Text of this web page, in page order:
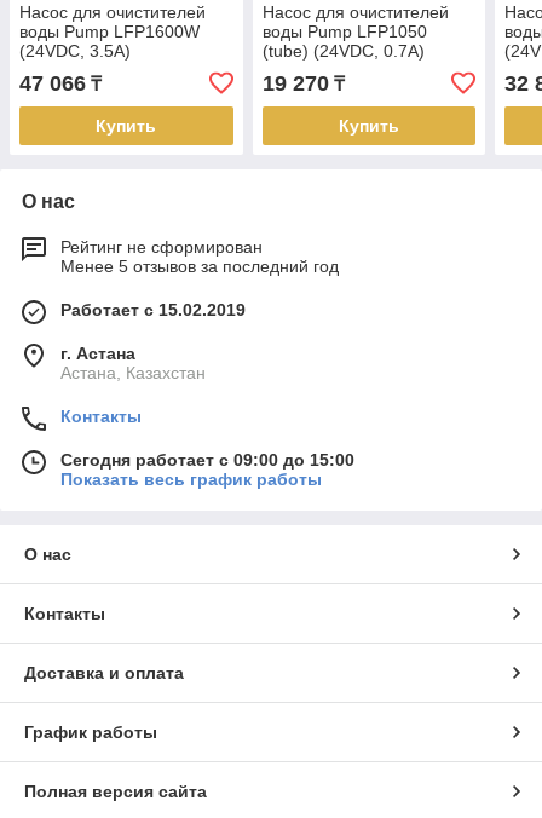
Насос для очистителей
воды Pump LFP1600W
(24VDC, 3.5A)
47 066 ₸
Купить
Насос для очистителей
воды Pump LFP1050
(tube) (24VDC, 0.7A)
19 270₸
Купить
32
О нас
Рейтинг не сформирован
Менее 5 отзывов за последний год
Работает с 15.02.2019
г. Астана
Астана, Казахстан
Контакты
Сегодня работает с 09:00 до 15:00
Показать весь график работы
О нас
Контакты
Доставка и оплата
График работы
Полная версия сайта